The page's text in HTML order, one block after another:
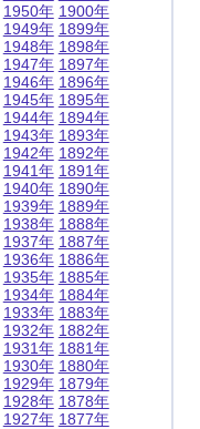
1950年
1949年
1948年
1947年
1946年
1945年
1944年
1943年
1942年
1941年
1940年
1939年
1938年
1937年
1936年
1935年
1934年
1933年
1932年
1931年
1930年
1929年
1928年
1927年
1900年
1899年
1898年
1897年
1896年
1895年
1894年
1893年
1892年
1891年
1890年
1889年
1888年
1887年
1886年
1885年
1884年
1883年
1882年
1881年
1880年
1879年
1878年
1877年